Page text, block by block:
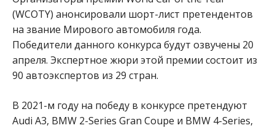
(WCOTY) анонсировали шорт-лист претендентов
на звание Мирового автомобиля года.
Победители данного конкурса будут озвучены 20
апреля. Экспертное жюри этой премии состоит из
90 автоэкспертов из 29 стран.
В 2021-м году на победу в конкурсе претендуют
Audi A3, BMW 2-Series Gran Coupe и BMW 4-Series,